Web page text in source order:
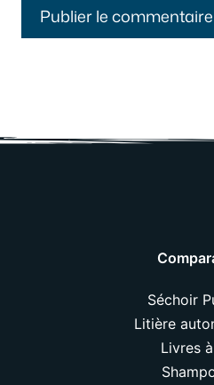
Séchoir
Litière
Livres